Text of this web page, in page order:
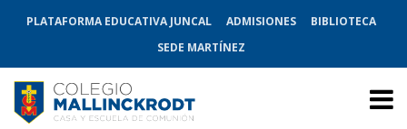
PLATAFORMA EDUCATIVA JUNCAL ADMISIONES
BIBLIOTECA
SEDE MARTÍNEZ